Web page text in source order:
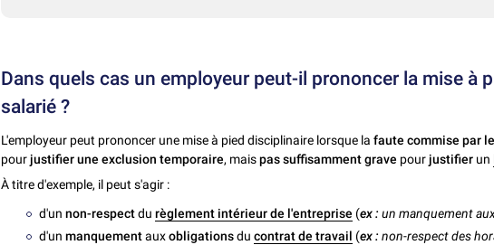
Dans quels cas un employeur peut-il prononcer la mise à
salarié ?
L'employeur peut prononcer une mise à pied disciplinaire lorsque la faute commise par
pourjustifier une exclusion temporaire, maispas suffisamment grave pourjustifier un
À titre d'exemple, il peut s'agir :
d'unnon-respectdurèglement intérieur de l'entreprise (ex :un manquement
d'unmanquementauxobligationsducontrat de travail (ex : non-respect des